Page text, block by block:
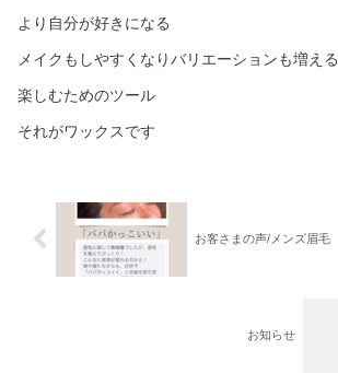
より自分が好きになる
メイクもしやすくなりバリエーションも増える
楽しむためのツール
それがワックスです
お客さまの声/メンズ眉毛
お知らせ